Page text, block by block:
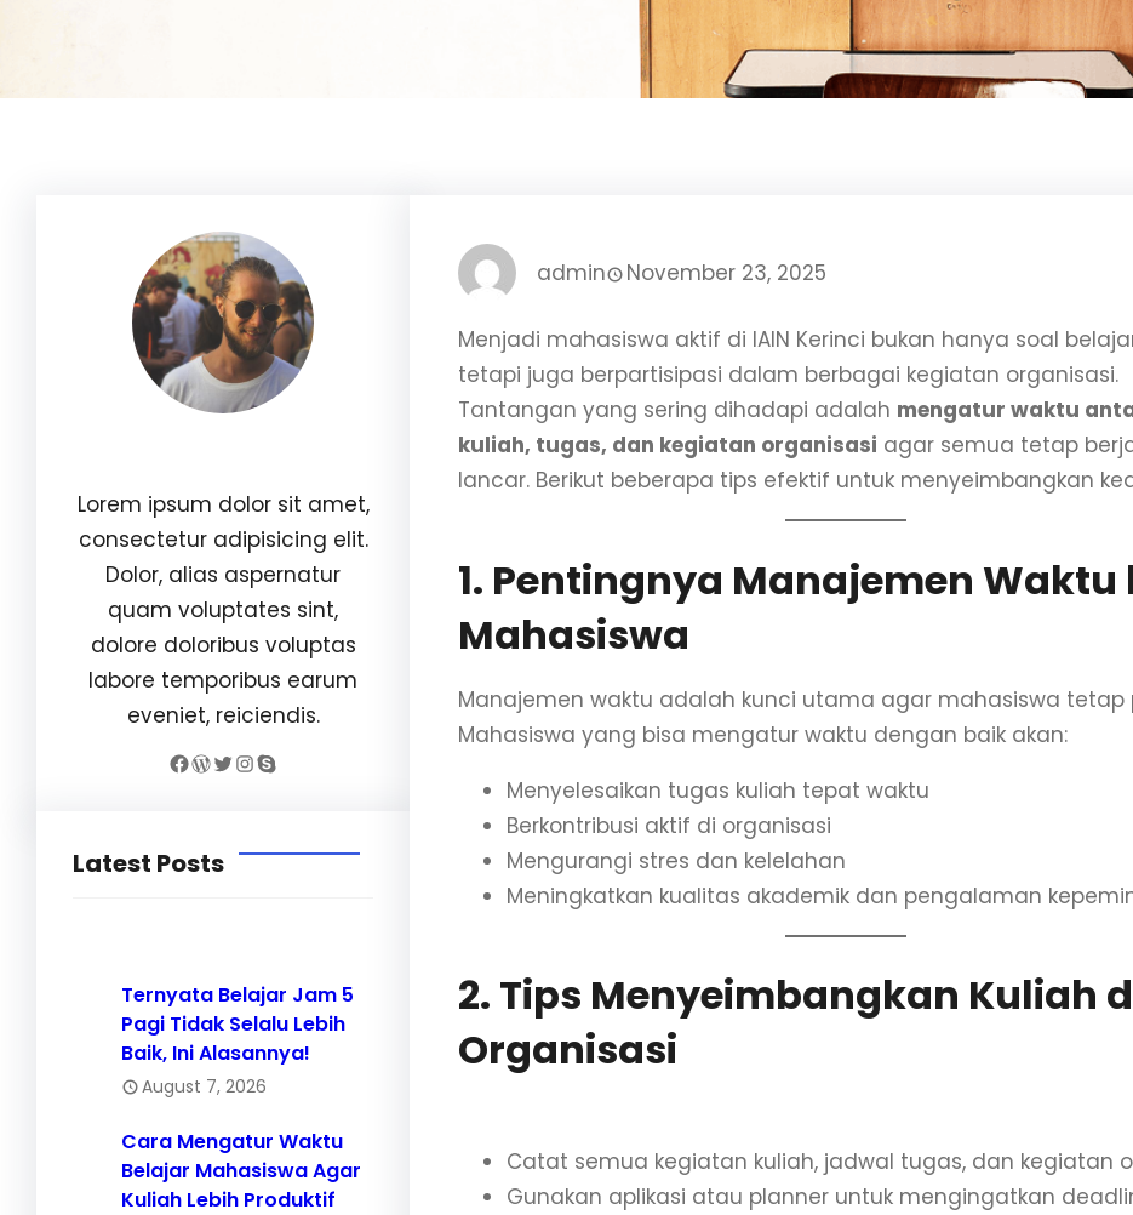
Lorem ipsum dolor sit amet,
consectetur adipisicing elit.
Dolor, alias aspernatur
quam voluptates sint,
dolore doloribus voluptas
labore temporibus earum
eveniet, reiciendis.
Facebook WordPress Twitter InstagramSkype
Latest Posts
Ternyata Belajar Jam 5
Pagi Tidak Selalu Lebih
Baik, Ini Alasannya!
August 7, 2026
Cara Mengatur Waktu
Belajar Mahasiswa Agar
Kuliah Lebih Produktif
admin November 23, 2025
Menjadi mahasiswa aktif di IAIN Kerinci bukan hanya soal
tetapi juga berpartisipasi dalam berbagai kegiatan organisasi.
Tantangan yang sering dihadapi adalah mengatur waktu
kuliah, tugas, dan kegiatan organisasi agar semua tetap
lancar. Berikut beberapa tips efektif untuk menyeimbangkan
1. Pentingnya Manajemen Waktu
Mahasiswa
Manajemen waktu adalah kunci utama agar mahasiswa tetap
Mahasiswa yang bisa mengatur waktu dengan baik akan:
Menyelesaikan tugas kuliah tepat waktu
Berkontribusi aktif di organisasi
Mengurangi stres dan kelelahan
Meningkatkan kualitas akademik dan pengalaman
2. Tips Menyeimbangkan Kuliah
Organisasi
Catat semua kegiatan kuliah, jadwal tugas, dan kegiatan
Gunakan aplikasi atau planner untuk mengingatkan